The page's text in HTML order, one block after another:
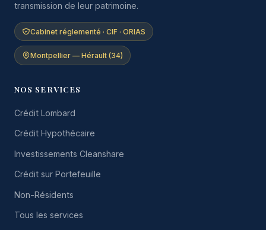
transmission de leur patrimoine.
Cabinet réglementé · CIF · ORIAS
Montpellier — Hérault (34)
NOS SERVICES
Crédit Lombard
Crédit Hypothécaire
Investissements Cleanshare
Crédit sur Portefeuille
Non-Résidents
Tous les services